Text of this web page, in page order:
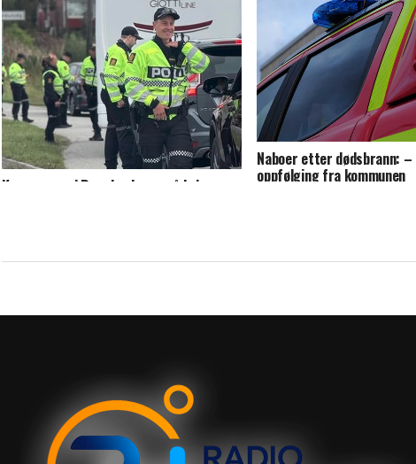
Kommunene i Rogaland øver på krig og
Naboer etter dødsbrann:
oppfølging fra kommunen